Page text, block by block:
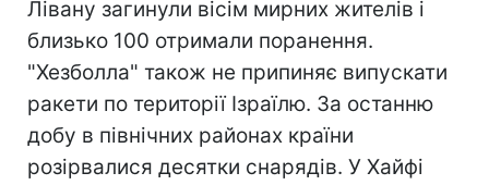
Лівану загинули вісім мирних жителів і
близько 100 отримали поранення.
"Хезболла" також не припиняє випускати
ракети по території Ізраїлю. За останню
добу в північних районах країни
розірвалися десятки снарядів. У Хайфі